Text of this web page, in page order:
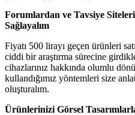
Forumlardan ve Tavsiye
Sağlayalım
Fiyatı 500 lirayı geçen ürünleri
ciddi bir araştırma sürecine
cihazlarınız hakkında olumlu
kullandığımız yöntemleri size
oluşturalım.
Ürünlerinizi Görsel